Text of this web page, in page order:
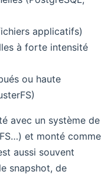
applicatifs)
à forte intensité
ou haute
avec un système de
et monté comme
aussi souvent
snapshot, de